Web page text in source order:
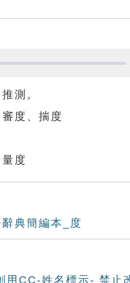
測。
審度、揣度
量度
典簡編本_度
用CC-姓名標示- 禁止